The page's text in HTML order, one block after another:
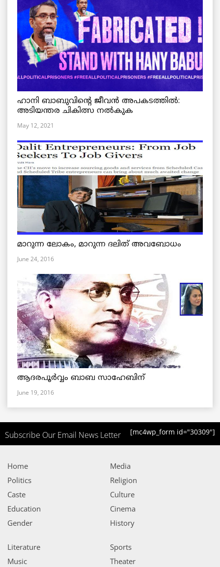
ഹാനി ബാബുവിന്റെ ജീവൻ അപകടത്തിൽ:
അടിയന്തര ചികിത്സ നൽകുക
May 12, 2021
മാറുന്ന ലോകം, മാറുന്ന ദലിത് അവബോധം
June 24, 2016
ആദരപൂര്‍വ്വം ബാബ സാഹേബിന്
June 19, 2016
Subscribe Our Email News Letter [mc4wp_form id="30309"]
Home
Politics
Caste
Education
Gender
Media
Religion
Culture
Cinema
History
Literature
Music
Sports
Theater